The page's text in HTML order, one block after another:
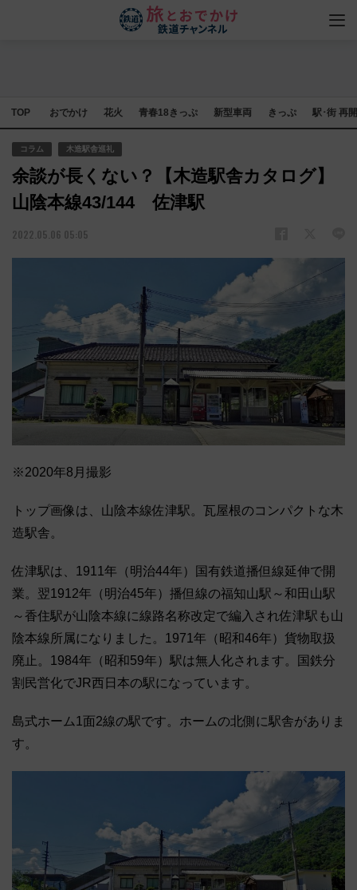
TOP おでかけ 花火 青春18きっぷ 新型車両 きっぷ 駅･街 再
コラム 木造駅舎巡礼
余談が長くない？【木造駅舎カタログ】
山陰本線43/144 佐津駅
2022.05.06 05:05
※2020年8月撮影
トップ画像は、山陰本線佐津駅。瓦屋根のコンパクトな木
造駅舎。
佐津駅は、1911年（明治44年）国有鉄道播但線延伸で開
業。翌1912年（明治45年）播但線の福知山駅～和田山駅
～香住駅が山陰本線に線路名称改定で編入され佐津駅も山
陰本線所属になりました。1971年（昭和46年）貨物取扱
廃止。1984年（昭和59年）駅は無人化されます。国鉄分
割民営化でJR西日本の駅になっています。
島式ホーム1面2線の駅です。ホームの北側に駅舎がありま
す。